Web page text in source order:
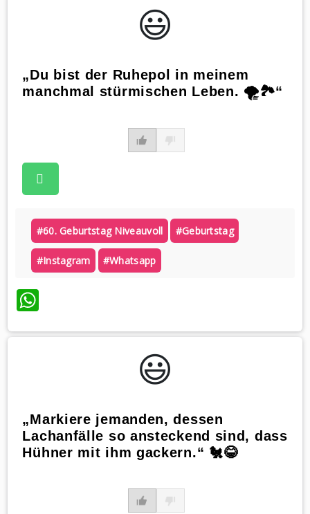
😃️
„Du bist der Ruhepol in meinem
manchmal stürmischen Leben. 🌪️🏞️“
#60. Geburtstag Niveauvoll #geburtstag
#instagram #whatsapp
WhatsApp
😃️
„Markiere jemanden, dessen
Lachanfälle so ansteckend sind, dass
Hühner mit ihm gackern.“ 🐔😂